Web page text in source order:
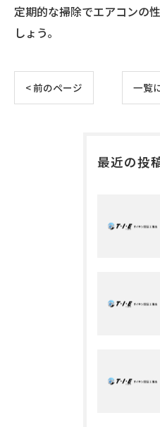
定期的な掃除でエアコンの
しょう。
< 前のページ 一覧
最近の投